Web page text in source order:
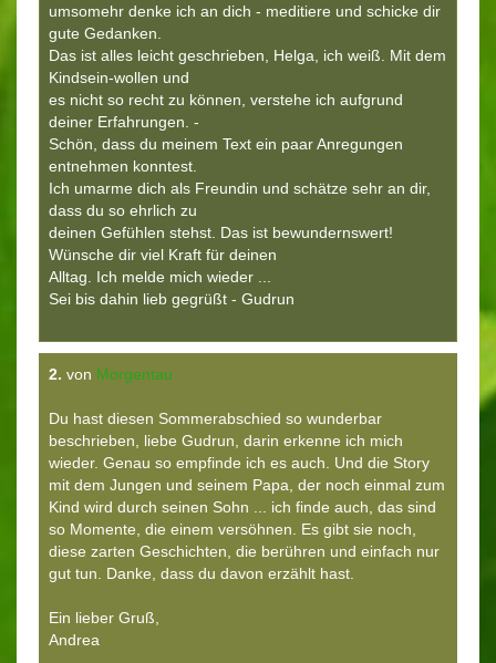
umsomehr denke ich an dich - meditiere und schicke dir
gute Gedanken.
Das ist alles leicht geschrieben, Helga, ich weiß. Mit dem
Kindsein-wollen und
es nicht so recht zu können, verstehe ich aufgrund
deiner Erfahrungen. -
Schön, dass du meinem Text ein paar Anregungen
entnehmen konntest.
Ich umarme dich als Freundin und schätze sehr an dir,
dass du so ehrlich zu
deinen Gefühlen stehst. Das ist bewundernswert!
Wünsche dir viel Kraft für deinen
Alltag. Ich melde mich wieder ...
Sei bis dahin lieb gegrüßt - Gudrun
2. von Morgentau
Du hast diesen Sommerabschied so wunderbar
beschrieben, liebe Gudrun, darin erkenne ich mich
wieder. Genau so empfinde ich es auch. Und die Story
mit dem Jungen und seinem Papa, der noch einmal zum
Kind wird durch seinen Sohn ... ich finde auch, das sind
so Momente, die einem versöhnen. Es gibt sie noch,
diese zarten Geschichten, die berühren und einfach nur
gut tun. Danke, dass du davon erzählt hast.
Ein lieber Gruß,
Andrea